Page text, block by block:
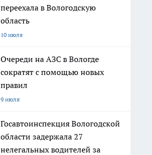
переехала в Вологодскую
область
10 июля
Очереди на АЗС в Вологде
сократят с помощью новых
правил
9 июля
Госавтоинспекция Вологодской
области задержала 27
нелегальных водителей за